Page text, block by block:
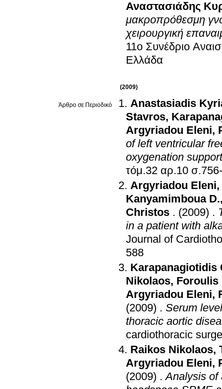
Αναστασιάδης
μακροπρόθεσμη
χειρουργική
11ο Συνέδριο
Ελλάδα
(2009)
Άρθρο σε Περιοδικό
Anastasiadis
Stavros,
Argyriadou Eleni,
of left ventricular
oxygenation support
τόμ.32 αρ.10
Argyriadou Eleni,
Kanyamimboua D.
Christos . (2009) .
in a patient with
Journal of
588
Karapanagiotidis
Nikolaos, Foroulis
Argyriadou Eleni,
(2009) . Serum
thoracic aortic
cardiothoracic
Raikos Nikolaos,
Argyriadou Eleni,
(2009) .Analysis of